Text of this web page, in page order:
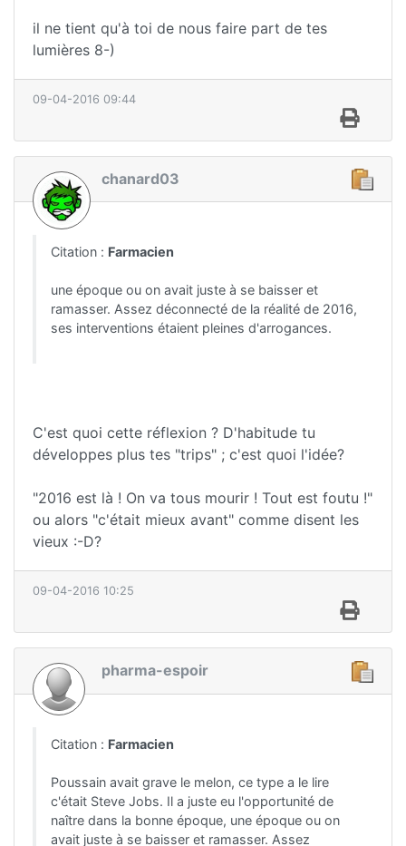
il ne tient qu'à toi de nous faire part de tes
lumières 8-)
09-04-2016 09:44
chanard03
Citation : Farmacien
une époque ou on avait juste à se baisser et
ramasser. Assez déconnecté de la réalité de 2016,
ses interventions étaient pleines d'arrogances.
C'est quoi cette réflexion ? D'habitude tu
développes plus tes "trips" ; c'est quoi l'idée?
"2016 est là ! On va tous mourir ! Tout est foutu !"
ou alors "c'était mieux avant" comme disent les
vieux :-D?
09-04-2016 10:25
pharma-espoir
Citation : Farmacien
Poussain avait grave le melon, ce type a le lire
c'était Steve Jobs. Il a juste eu l'opportunité de
naître dans la bonne époque, une époque ou on
avait juste à se baisser et ramasser. Assez